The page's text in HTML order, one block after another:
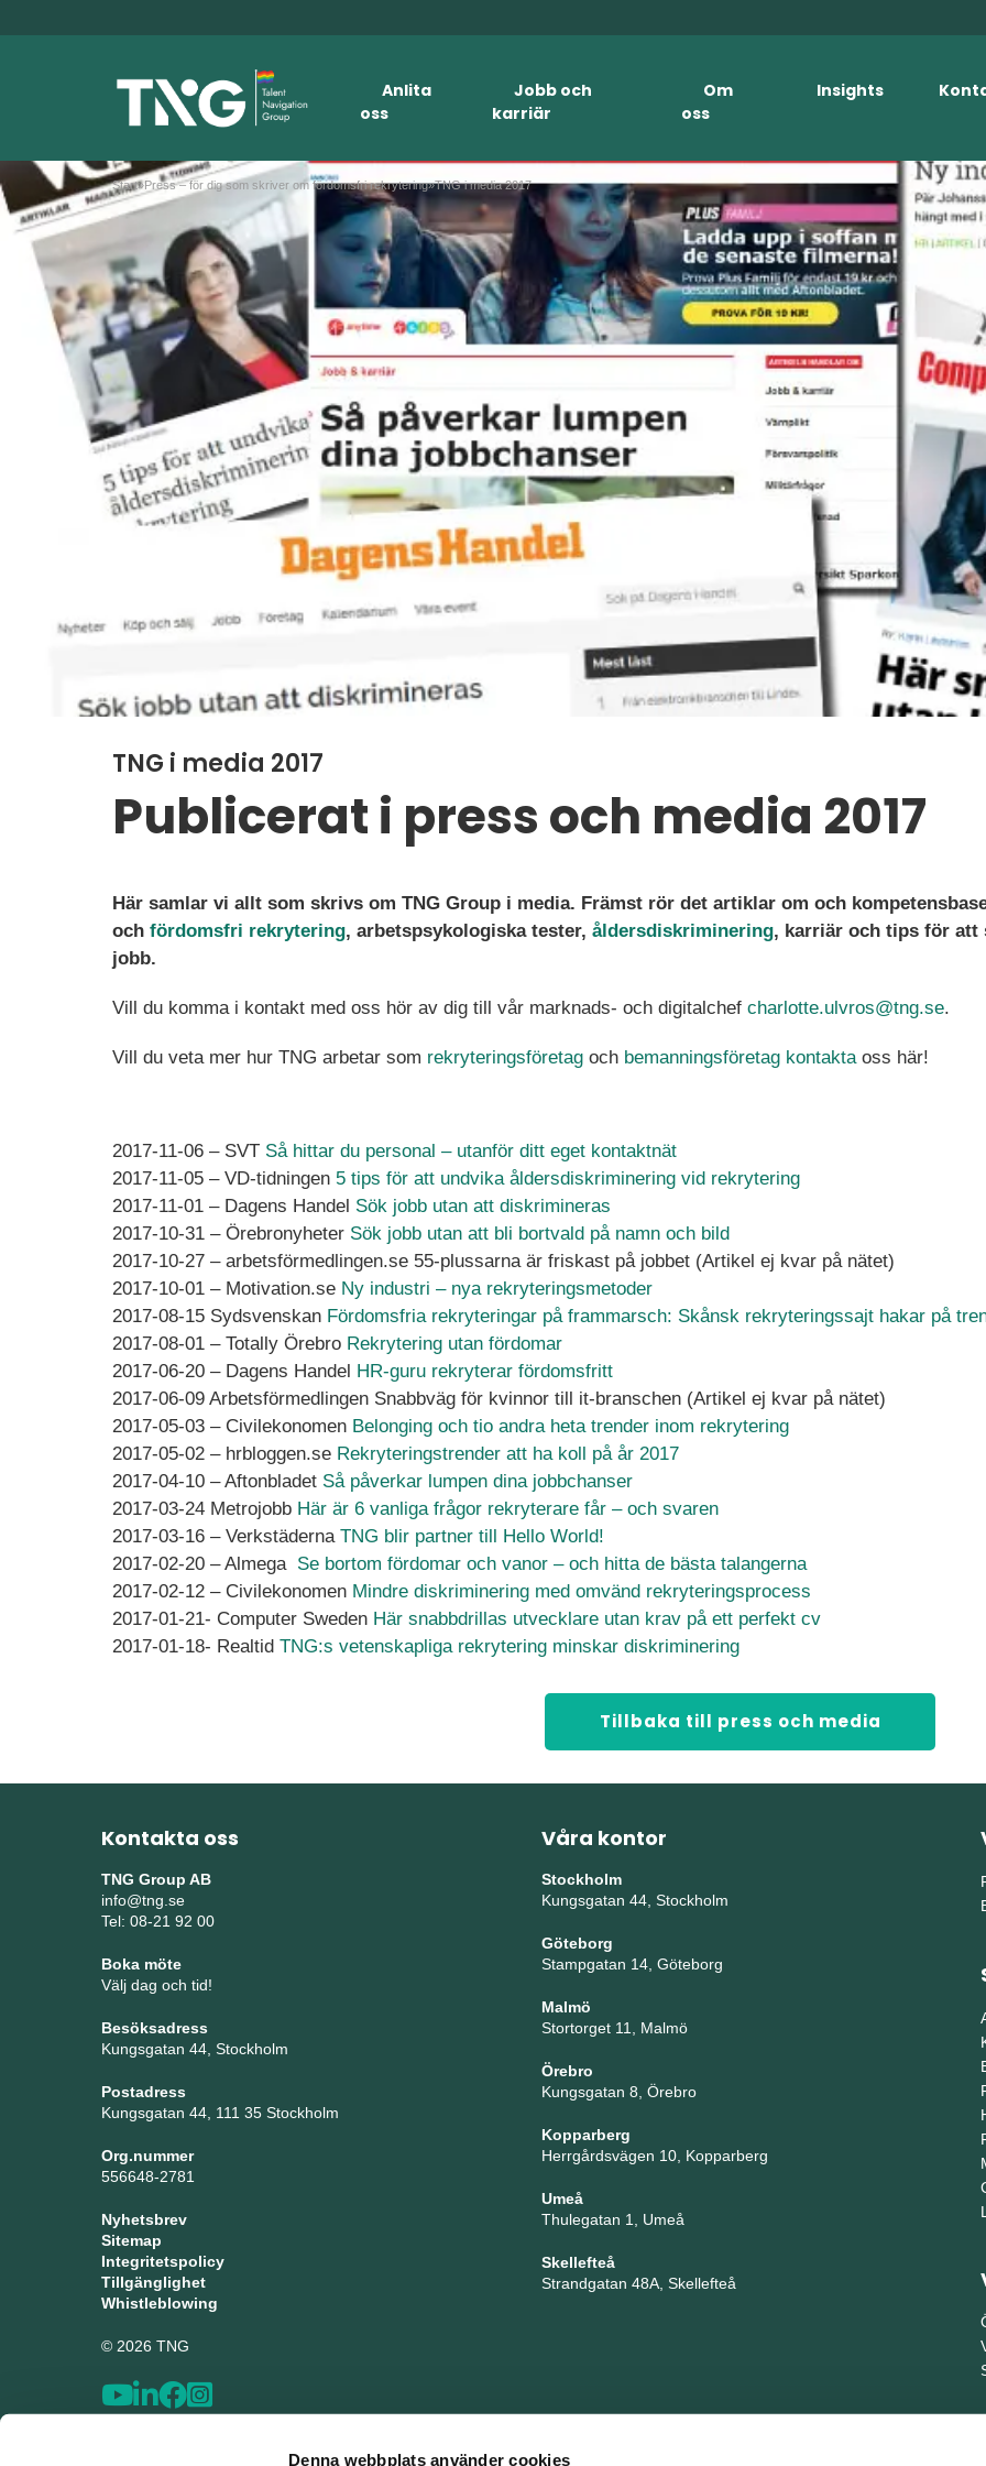
Denna webbplats använder cookies
Anlita
oss
Jobb och
karriär
Om
oss
Insights
Start»Press – för dig som skriver om fördomsfri rekrytering»TNG i media 2017
TNG i media 2017
Publicerat i press och media 2017
Här samlar vi allt som skrivs om TNG Group i media. Främst rör det artiklar om och
och fördomsfri rekrytering, arbetspsykologiska tester, åldersdiskriminering, karriär och tips för att
jobb.
Vill du komma i kontakt med oss hör av dig till vår marknads- och digitalchef charlotte.ulvros@tng.se.
Vill du veta mer hur TNG arbetar som rekryteringsföretag och bemanningsföretag kontaktaoss här!
2017-11-06 – SVT Så hittar du personal – utanför ditt eget kontaktnät
2017-11-05 – VD-tidningen 5 tips för att undvika åldersdiskriminering vid rekrytering
2017-11-01 – Dagens Handel Sök jobb utan att diskrimineras
2017-10-31 – Örebronyheter Sök jobb utan att bli bortvald på namn och bild
2017-10-27 – arbetsförmedlingen.se 55-plussarna är friskast på jobbet (Artikel ej kvar på nätet)
2017-10-01 – Motivation.se Ny industri – nya rekryteringsmetoder
2017-08-15 Sydsvenskan Fördomsfria rekryteringar på frammarsch: Skånsk rekryteringssajt hakar på
2017-08-01 – Totally Örebro Rekrytering utan fördomar
2017-06-20 – Dagens Handel HR-guru rekryterar fördomsfritt
2017-06-09 Arbetsförmedlingen Snabbväg för kvinnor till it-branschen (Artikel ej kvar på nätet)
2017-05-03 – Civilekonomen Belonging och tio andra heta trender inom rekrytering
2017-05-02 – hrbloggen.se Rekryteringstrender att ha koll på år 2017
2017-04-10 – Aftonbladet Så påverkar lumpen dina jobbchanser
2017-03-24 Metrojobb Här är 6 vanliga frågor rekryterare får – och svaren
2017-03-16 – Verkstäderna TNG blir partner till Hello World!
2017-02-20 – Almega Se bortom fördomar och vanor – och hitta de bästa talangerna
2017-02-12 – Civilekonomen Mindre diskriminering med omvänd rekryteringsprocess
2017-01-21- Computer Sweden Här snabbdrillas utvecklare utan krav på ett perfekt cv
2017-01-18- Realtid TNG:s vetenskapliga rekrytering minskar diskriminering
Tillbaka till press och media
Kontakta oss
TNG Group AB
info@tng.se
Tel: 08-21 92 00
Boka möte
Välj dag och tid!
Besöksadress
Kungsgatan 44, Stockholm
Postadress
Kungsgatan 44, 111 35 Stockholm
Org.nummer
556648-2781
Nyhetsbrev
Sitemap
Integritetspolicy
Tillgänglighet
Whistleblowing
© 2026 TNG
Våra kontor
Stockholm
Kungsgatan 44, Stockholm
Göteborg
Stampgatan 14, Göteborg
Malmö
Stortorget 11, Malmö
Örebro
Kungsgatan 8, Örebro
Kopparberg
Herrgårdsvägen 10, Kopparberg
Umeå
Thulegatan 1, Umeå
Skellefteå
Strandgatan 48A, Skellefteå